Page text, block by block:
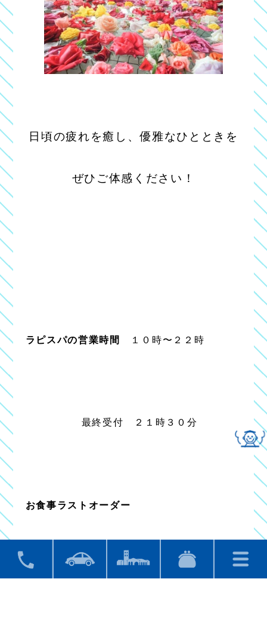
日頃の疲れを癒し、優雅なひとときを
ぜひご体感ください！
ラピスパの営業時間 １０時〜２２時
最終受付 ２１時３０分
お食事ラストオーダー